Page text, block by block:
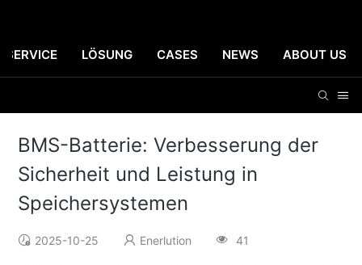
SERVICE LÖSUNG CASES NEWS ABOUT US
BMS-Batterie: Verbesserung der
Sicherheit und Leistung in
Speichersystemen
2025-10-25 Enerlution 41